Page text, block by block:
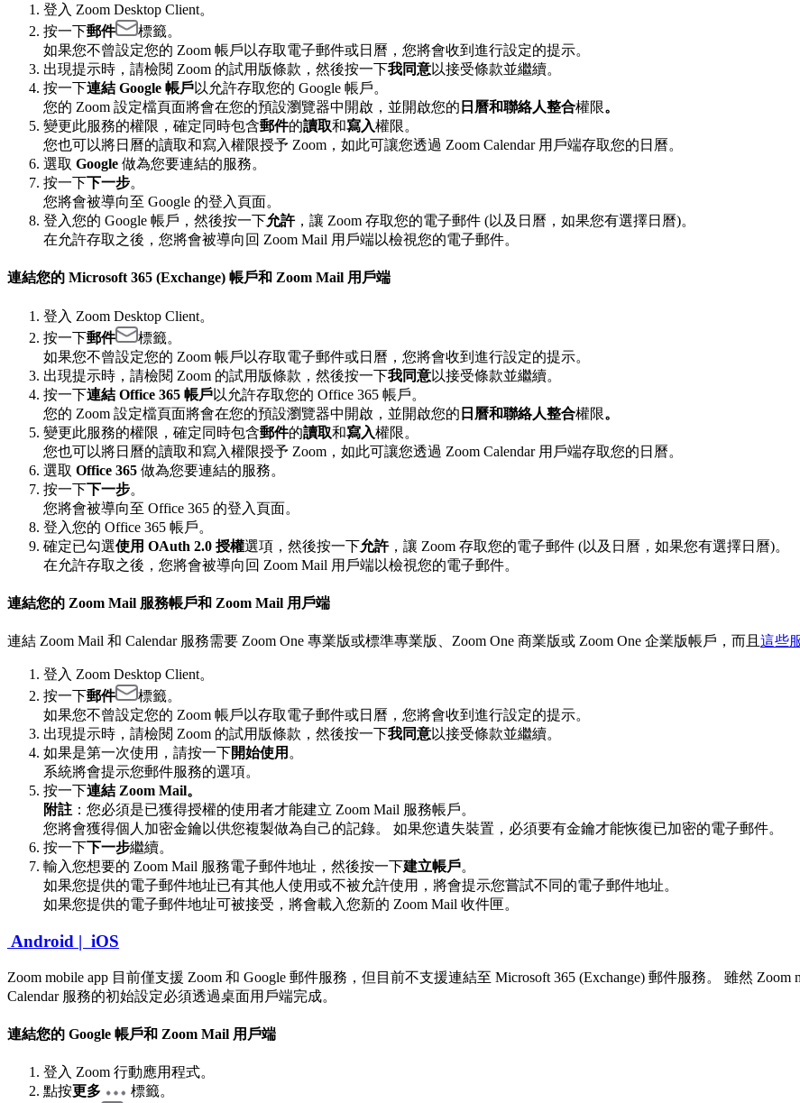
登入 Zoom Desktop Client。
按一下郵件
標籤。
如果您不曾設定您的 Zoom 帳戶以存取電子郵件或日曆，您將會收到進行設定的提示。
出現提示時，請檢閱 Zoom 的試用版條款，然後按一下我同意以接受條款並繼續。
按一下連結 Google 帳戶以允許存取您的 Google 帳戶。
您的 Zoom 設定檔頁面將會在您的預設瀏覽器中開啟，並開啟您的 日曆和聯絡人整合權限。
變更此服務的權限，確定同時包含郵件的讀取和寫入權限。
您也可以將日曆的讀取和寫入權限授予 Zoom，如此可讓您透過 Zoom Calendar 用戶端存取您的日曆。
選取 Google 做為您要連結的服務。
按一下下一步。
您將會被導向至 Google 的登入頁面。
登入您的 Google 帳戶，然後按一下允許，讓 Zoom 存取您的電子郵件 (以及日曆，如果您有選擇日曆)。
在允許存取之後，您將會被導向回 Zoom Mail 用戶端以檢視您的電子郵件。
連結您的 Microsoft 365 (Exchange) 帳戶和 Zoom Mail 用戶端
登入 Zoom Desktop Client。
按一下郵件
標籤。
如果您不曾設定您的 Zoom 帳戶以存取電子郵件或日曆，您將會收到進行設定的提示。
出現提示時，請檢閱 Zoom 的試用版條款，然後按一下我同意以接受條款並繼續。
按一下連結 Office 365 帳戶以允許存取您的 Office 365 帳戶。
您的 Zoom 設定檔頁面將會在您的預設瀏覽器中開啟，並開啟您的 日曆和聯絡人整合權限。
變更此服務的權限，確定同時包含郵件的讀取和寫入權限。
您也可以將日曆的讀取和寫入權限授予 Zoom，如此可讓您透過 Zoom Calendar 用戶端存取您的日曆。
選取 Office 365 做為您要連結的服務。
按一下下一步。
您將會被導向至 Office 365 的登入頁面。
登入您的 Office 365 帳戶。
確定已勾選使用 OAuth 2.0 授權選項，然後按一下允許，讓 Zoom 存取您的電子郵件 (以及日曆，如果您有選擇日曆)。
在允許存取之後，您將會被導向回 Zoom Mail 用戶端以檢視您的電子郵件。
連結您的 Zoom Mail 服務帳戶和 Zoom Mail 用戶端
連結 Zoom Mail 和 Calendar 服務需要 Zoom One 專業版或標準專業版、Zoom One 商業版或 Zoom One 企業版帳戶，而且 這些
登入 Zoom Desktop Client。
按一下郵件
標籤。
如果您不曾設定您的 Zoom 帳戶以存取電子郵件或日曆，您將會收到進行設定的提示。
出現提示時，請檢閱 Zoom 的試用版條款，然後按一下我同意以接受條款並繼續。
如果是第一次使用，請按一下開始使用 。
系統將會提示您郵件服務的選項。
按一下連結 Zoom Mail。
附註 ：您必須是已獲得授權的使用者才能建立 Zoom Mail 服務帳戶。
您將會獲得個人加密金鑰以供您複製做為自己的記錄。 如果您遺失裝置，必須要有金鑰才能恢復已加密的電子郵件。
按一下下一步繼續。
輸入您想要的 Zoom Mail 服務電子郵件地址，然後按一下建立帳戶。
如果您提供的電子郵件地址已有其他人使用或不被允許使用，將會提示您嘗試不同的電子郵件地址。
如果您提供的電子郵件地址可被接受，將會載入您新的 Zoom Mail 收件匣。
Android | iOS
Zoom mobile app 目前僅支援 Zoom 和 Google 郵件服務，但目前不支援連結至 Microsoft 365 (Exchange) 郵件服務。 雖然 Zoom
Calendar 服務的初始設定必須透過桌面用戶端完成。
連結您的 Google 帳戶和 Zoom Mail 用戶端
登入 Zoom 行動應用程式。
點按更多 標籤。